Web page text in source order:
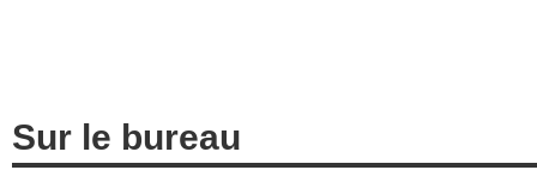
Sur le bureau